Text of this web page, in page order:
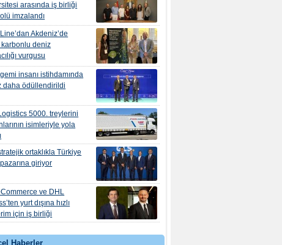
arasında iş birliği
imzalandı
Akdeniz’de
deniz
vurgusu
insanı istihdamında
daha ödüllendirildi
5000. treylerini
isimleriyle yola
ortaklıkla Türkiye
giriyor
ve DHL
yurt dışına hızlı
için iş birliği
Haberler